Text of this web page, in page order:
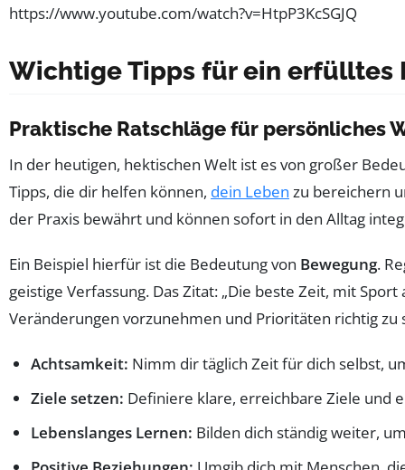
https://www.youtube.com/watch?v=HtpP3KcSGJQ
Wichtige Tipps für ein erfülltes
Praktische Ratschläge für persönliches
In der heutigen, hektischen Welt ist es von großer
Tipps, die dir helfen können, dein Leben zu bereichern
der Praxis bewährt und können sofort in den Alltag
Ein Beispiel hierfür ist die Bedeutung von Bewegung.
geistige Verfassung. Das Zitat: „Die beste Zeit, mit
Veränderungen vorzunehmen und Prioritäten richtig zu
Achtsamkeit: Nimm dir täglich Zeit für dich selbst,
Ziele setzen: Definiere klare, erreichbare Ziele und
Lebenslanges Lernen: Bilden dich ständig weiter,